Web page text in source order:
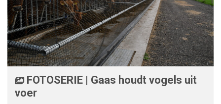
FOTOSERIE | Gaas houdt vogels uit
voer